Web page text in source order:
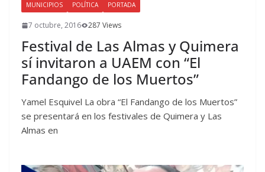
MUNICIPIOS POLÍTICA PORTADA
7 octubre, 2016 287 Views
Festival de Las Almas y Quimera
sí invitaron a UAEM con “El
Fandango de los Muertos”
Yamel Esquivel La obra “El Fandango de los Muertos”
se presentará en los festivales de Quimera y Las
Almas en